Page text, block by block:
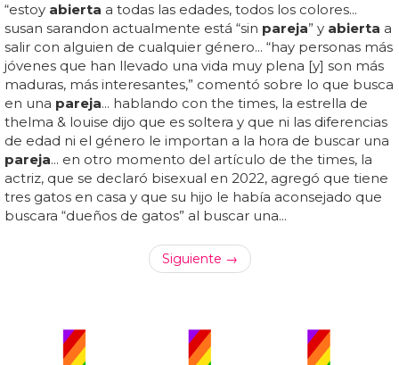
“estoy abierta a todas las edades, todos los colores...
susan sarandon actualmente está “sin pareja” y abierta a
salir con alguien de cualquier género... “hay personas más
jóvenes que han llevado una vida muy plena [y] son más
maduras, más interesantes,” comentó sobre lo que busca
en una pareja... hablando con the times, la estrella de
thelma & louise dijo que es soltera y que ni las diferencias
de edad ni el género le importan a la hora de buscar una
pareja... en otro momento del artículo de the times, la
actriz, que se declaró bisexual en 2022, agregó que tiene
tres gatos en casa y que su hijo le había aconsejado que
buscara “dueños de gatos” al buscar una...
Siguiente →